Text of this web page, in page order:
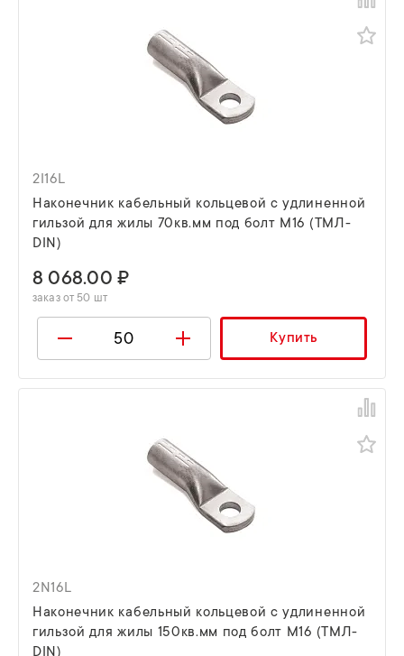
2I16L
Наконечник кабельный кольцевой с удлиненной
гильзой для жилы 70кв.мм под болт М16 (ТМЛ-
DIN)
8 068.00 ₽
заказ от 50 шт
Купить
2N16L
Наконечник кабельный кольцевой с удлиненной
гильзой для жилы 150кв.мм под болт М16 (ТМЛ-
DIN)